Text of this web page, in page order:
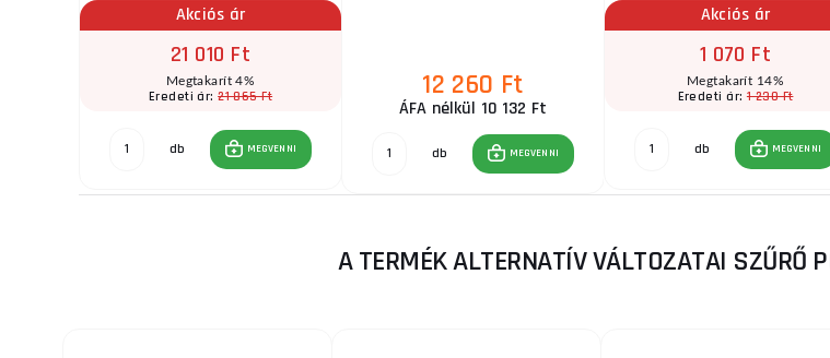
Akciós ár
21 010 Ft
Megtakarít 4%
Eredeti ár:21 865 Ft
db MEGVENNI
12 260 Ft
ÁFA nélkül 10 132 Ft
db MEGVENNI
Akciós ár
1 070 Ft
Megtakarít 14%
Eredeti ár:1 230 Ft
db MEGVENNI
A TERMÉK ALTERNATÍV VÁLTOZATAI SZŰRŐ